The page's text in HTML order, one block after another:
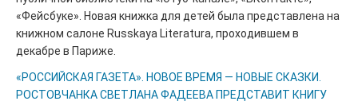
«Фейсбуке». Новая книжка для детей была представлена на
книжном салоне Russkaya Literatura, проходившем в
декабре в Париже.
«РОССИЙСКАЯ ГАЗЕТА». НОВОЕ ВРЕМЯ — НОВЫЕ СКАЗКИ.
РОСТОВЧАНКА СВЕТЛАНА ФАДЕЕВА ПРЕДСТАВИТ КНИГУ